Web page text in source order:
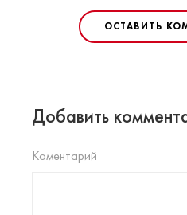
ОСТАВИТЬ
Добавить
Коментарий